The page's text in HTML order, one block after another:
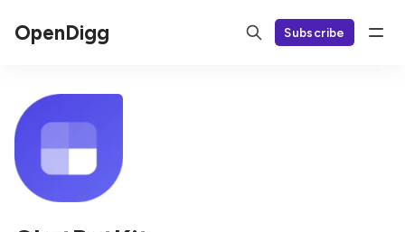
OpenDigg Subscribe